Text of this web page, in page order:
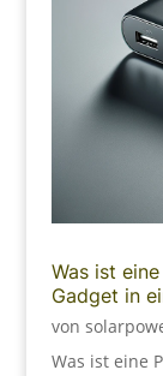
Was ist
Gadget in
von
Was ist eine